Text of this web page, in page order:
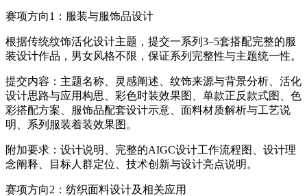
赛项方向1：服装与服饰品设计
根据传统纹饰活化设计主题，提交一系列3–5套搭配完整的服
装设计作品，男女风格不限，保证系列完整性与主题统一性。
提交内容：主题名称、灵感阐述、纹饰来源与背景分析、活化
设计思路与应用构思、彩色时装效果图、单款正反款式图、色
彩搭配方案、服饰品配套设计示意、面料材质解析与工艺说
明、系列服装着装效果图。
附加要求：设计说明、完整的AIGC设计工作流程图、设计理
念阐释、目标人群定位、技术创新与设计亮点说明。
赛项方向2：纺织面料设计及相关应用